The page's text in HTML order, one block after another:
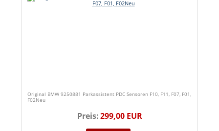
Original BMW 9250881 Parkassistent PDC Sensoren F10, F11, F07, F01,
F02Neu
Preis:299,00 EUR